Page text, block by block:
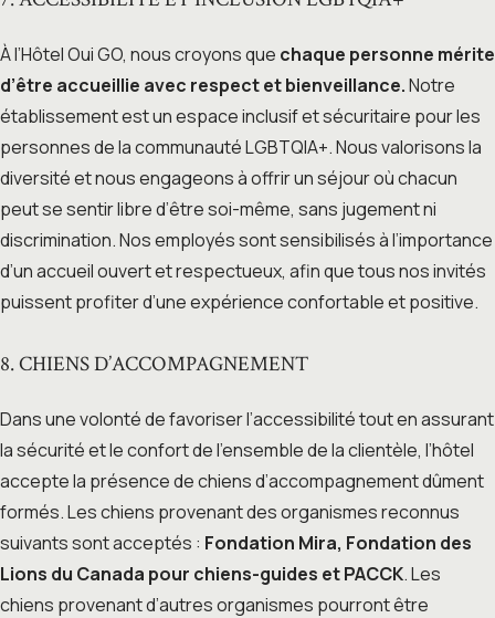
À l’Hôtel Oui GO, nous croyons que chaque personne mérite
d’être accueillie avec respect et bienveillance.Notre
établissement est un espace inclusif et sécuritaire pour les
personnes de la communauté LGBTQIA+. Nous valorisons la
diversité et nous engageons à offrir un séjour où chacun
peut se sentir libre d’être soi-même, sans jugement ni
discrimination. Nos employés sont sensibilisés à l’importance
d’un accueil ouvert et respectueux, afin que tous nos invités
puissent profiter d’une expérience confortable et positive.
8. CHIENS D’ACCOMPAGNEMENT
Dans une volonté de favoriser l’accessibilité tout en assurant
la sécurité et le confort de l’ensemble de la clientèle, l’hôtel
accepte la présence de chiens d’accompagnement dûment
formés. Les chiens provenant des organismes reconnus
suivants sont acceptés : Fondation Mira, Fondation des
Lions du Canada pour chiens-guides et PACCK. Les
chiens provenant d’autres organismes pourront être